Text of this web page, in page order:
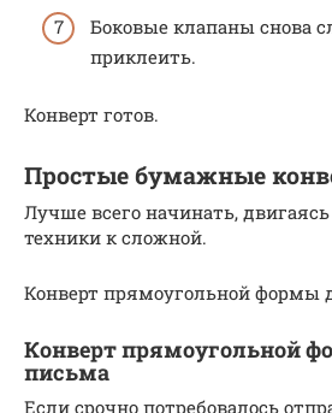
Боковые клапаны снова
приклеить.
Конверт готов.
Простые бумажные
Лучше всего начинать,
техники к сложной.
Конверт прямоугольной формы
Конверт прямоугольной
письма
Если срочно потребовалось